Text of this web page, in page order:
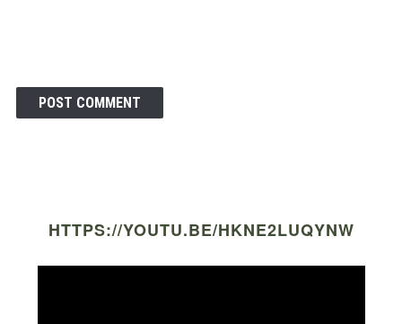
HTTPS://YOUTU.BE/HKNE2LUQYNW